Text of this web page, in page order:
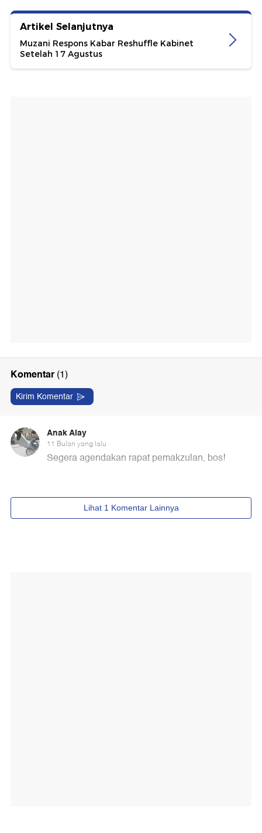
Artikel Selanjutnya
Muzani Respons Kabar Reshuffle Kabinet
Setelah 17 Agustus